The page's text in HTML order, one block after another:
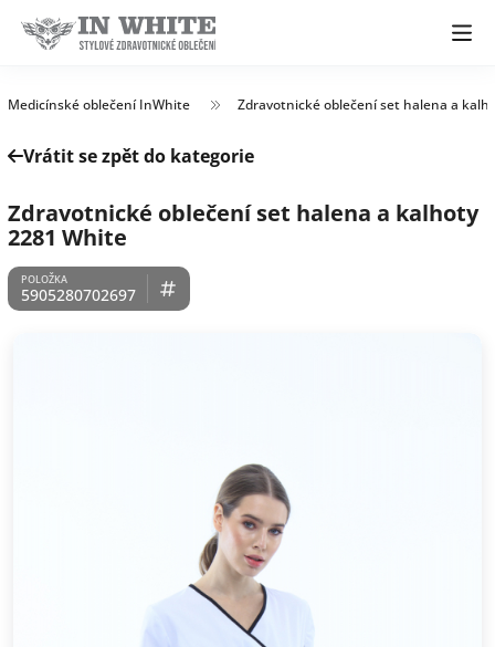
Medicínské oblečení InWhite Zdravotnické oblečení set halena a
Vrátit se zpět do kategorie
Zdravotnické oblečení set halena a kalhoty
2281 White
5905280702697